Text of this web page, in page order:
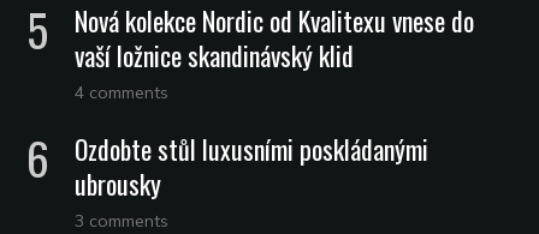
Nová kolekce Nordic od Kvalitexu vnese do
vaší ložnice skandinávský klid
4 comments
Ozdobte stůl luxusními poskládanými
ubrousky
3 comments